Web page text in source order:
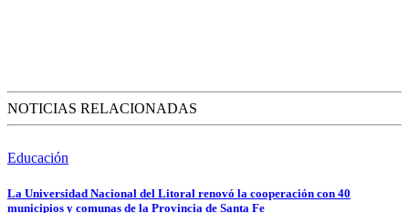
NOTICIAS RELACIONADAS
Educación
La Universidad Nacional del Litoral renovó la cooperación con 40
municipios y comunas de la Provincia de Santa Fe